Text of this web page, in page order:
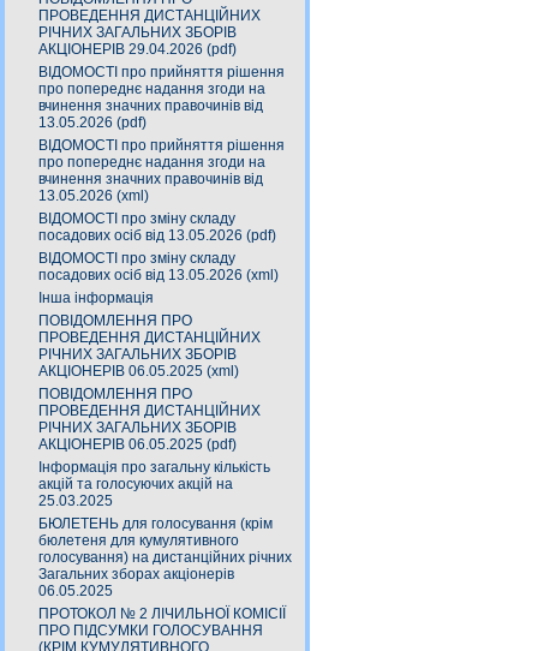
ПРОВЕДЕННЯ ДИСТАНЦІЙНИХ
РІЧНИХ ЗАГАЛЬНИХ ЗБОРІВ
АКЦІОНЕРІВ 29.04.2026 (pdf)
ВІДОМОСТІ про прийняття рішення
про попереднє надання згоди на
вчинення значних правочинів від
13.05.2026 (pdf)
ВІДОМОСТІ про прийняття рішення
про попереднє надання згоди на
вчинення значних правочинів від
13.05.2026 (xml)
ВІДОМОСТІ про зміну складу
посадових осіб від 13.05.2026 (pdf)
ВІДОМОСТІ про зміну складу
посадових осіб від 13.05.2026 (xml)
Інша інформація
ПОВІДОМЛЕННЯ ПРО
ПРОВЕДЕННЯ ДИСТАНЦІЙНИХ
РІЧНИХ ЗАГАЛЬНИХ ЗБОРІВ
АКЦІОНЕРІВ 06.05.2025 (xml)
ПОВІДОМЛЕННЯ ПРО
ПРОВЕДЕННЯ ДИСТАНЦІЙНИХ
РІЧНИХ ЗАГАЛЬНИХ ЗБОРІВ
АКЦІОНЕРІВ 06.05.2025 (pdf)
Інформація про загальну кількість
акцій та голосуючих акцій на
25.03.2025
БЮЛЕТЕНЬ для голосування (крім
бюлетеня для кумулятивного
голосування) на дистанційних річних
Загальних зборах акціонерів
06.05.2025
ПРОТОКОЛ № 2 ЛІЧИЛЬНОЇ КОМІСІЇ
ПРО ПІДСУМКИ ГОЛОСУВАННЯ
(КРІМ КУМУЛЯТИВНОГО